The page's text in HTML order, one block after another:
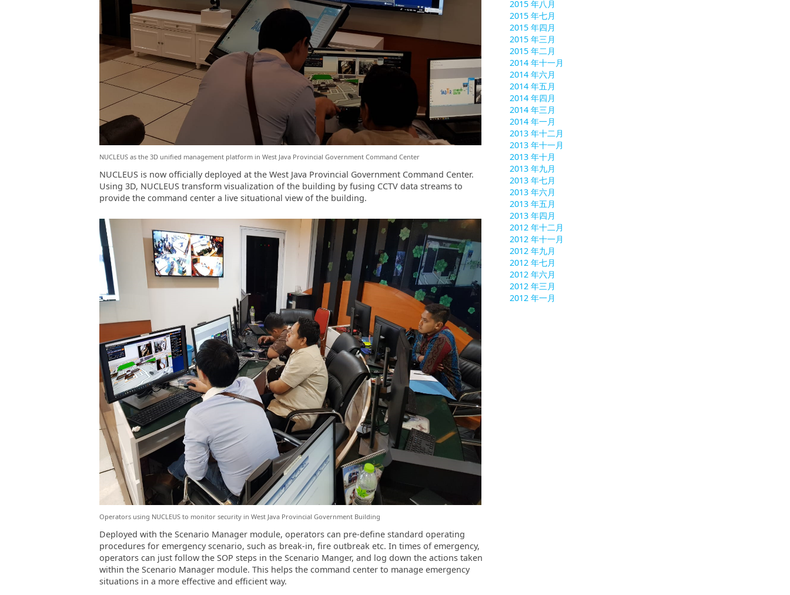
NUCLEUS as the 3D unified management platform in West Java Provincial Government Command Center
NUCLEUS is now officially deployed at the West Java Provincial Government Command Center.
Using 3D, NUCLEUS transform visualization of the building by fusing CCTV data streams to
provide the command center a live situational view of the building.
Operators using NUCLEUS to monitor security in West Java Provincial Government Building
Deployed with the Scenario Manager module, operators can pre-define standard operating
procedures for emergency scenario, such as break-in, fire outbreak etc. In times of emergency,
operators can just follow the SOP steps in the Scenario Manger, and log down the actions taken
within the Scenario Manager module. This helps the command center to manage emergency
situations in a more effective and efficient way.
2015 年八月
2015 年七月
2015 年四月
2015 年三月
2015 年二月
2014 年十一月
2014 年六月
2014 年五月
2014 年四月
2014 年三月
2014 年一月
2013 年十二月
2013 年十一月
2013 年十月
2013 年九月
2013 年七月
2013 年六月
2013 年五月
2013 年四月
2012 年十二月
2012 年十一月
2012 年九月
2012 年七月
2012 年六月
2012 年三月
2012 年一月